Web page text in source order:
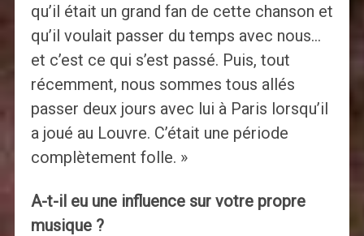
qu’il était un grand fan de cette chanson et
qu’il voulait passer du temps avec nous…
et c’est ce qui s’est passé. Puis, tout
récemment, nous sommes tous allés
passer deux jours avec lui à Paris lorsqu’il
a joué au Louvre. C’était une période
complètement folle. »
A-t-il eu une influence sur votre propre
musique ?